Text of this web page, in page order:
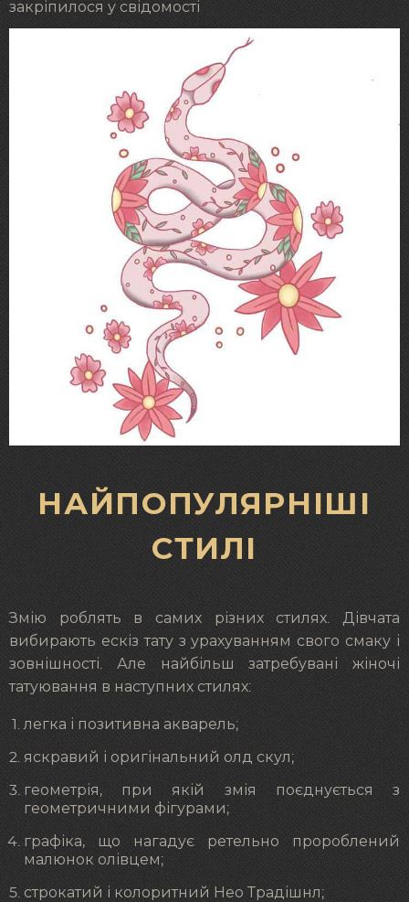
закріпилося у свідомості
НАЙПОПУЛЯРНІШІ
СТИЛІ
Змію роблять в самих різних стилях. Дівчата
вибирають ескіз тату з урахуванням свого смаку і
зовнішності. Але найбільш затребувані жіночі
татуювання в наступних стилях:
легка і позитивна акварель;
яскравий і оригінальний олд скул;
геометрія, при якій змія поєднується з
геометричними фігурами;
графіка, що нагадує ретельно пророблений
малюнок олівцем;
строкатий і колоритний Нео Традішнл;